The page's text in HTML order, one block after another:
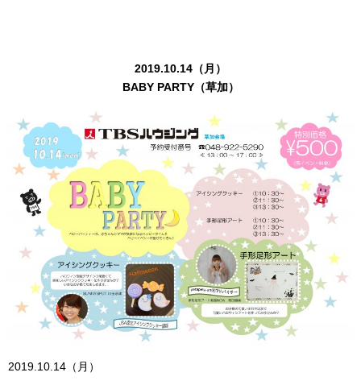
2019.10.14（月）
BABY PARTY（草加）
2019.10.14（月）